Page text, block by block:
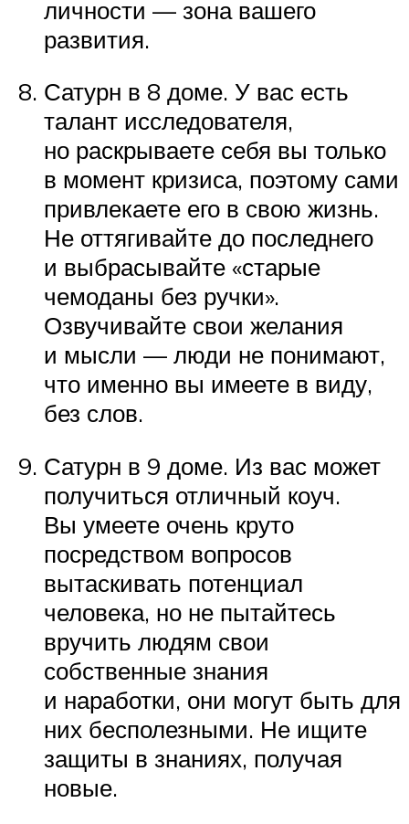
личности — зона вашего
развития.
Сатурн в 8 доме. У вас есть
талант исследователя,
но раскрываете себя вы только
в момент кризиса, поэтому сами
привлекаете его в свою жизнь.
Не оттягивайте до последнего
и выбрасывайте «старые
чемоданы без ручки».
Озвучивайте свои желания
и мысли — люди не понимают,
что именно вы имеете в виду,
без слов.
Сатурн в 9 доме. Из вас может
получиться отличный коуч.
Вы умеете очень круто
посредством вопросов
вытаскивать потенциал
человека, но не пытайтесь
вручить людям свои
собственные знания
и наработки, они могут быть для
них бесполезными. Не ищите
защиты в знаниях, получая
новые.